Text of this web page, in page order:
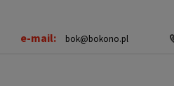
e-mail: bok@bokono.pl